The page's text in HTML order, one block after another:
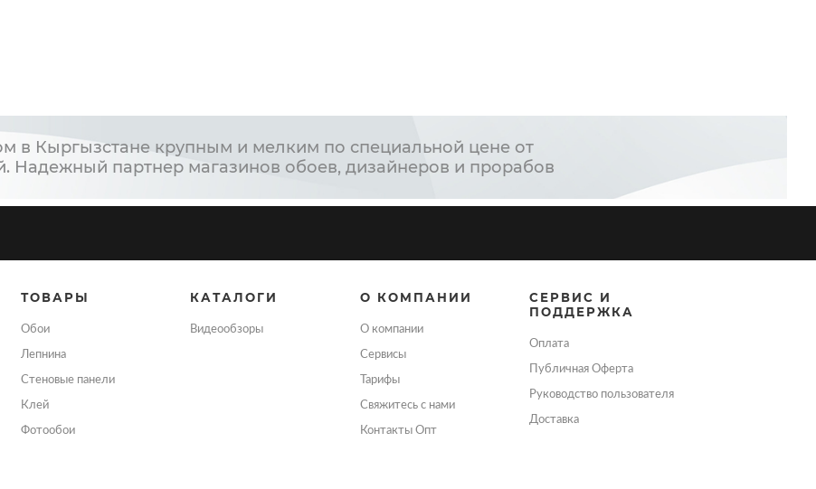
в Кыргызстане крупным и мелким по специальной цене от
Надежный партнер магазинов обоев, дизайнеров и прорабов
ТОВАРЫ
Обои
Лепнина
Стеновые панели
Клей
Фотообои
КАТАЛОГИ
Видеообзоры
О КОМПАНИИ
О компании
Сервисы
Тарифы
Свяжитесь с нами
Контакты Опт
СЕРВИС И
ПОДДЕРЖКА
Оплата
Публичная Оферта
Руководство пользователя
Доставка